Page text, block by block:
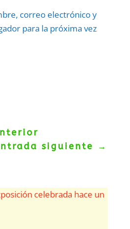
correo electrónico y
para la próxima vez
siguiente
→